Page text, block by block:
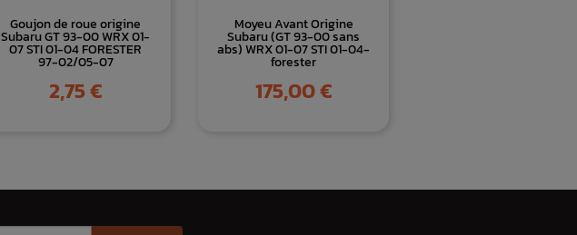
Goujon de roue origine
Subaru GT 93-00 WRX 01-
07 STI 01-04 FORESTER
97-02/05-07
Prix
2,75 €
Moyeu Avant Origine
Subaru (GT 93-00 sans
abs) WRX 01-07 STI 01-04-
forester
Prix
175,00 €